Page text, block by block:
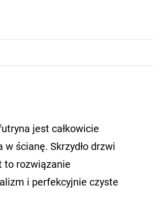
jest całkowicie
ścianę. Skrzydło drzwi
to rozwiązanie
i perfekcyjnie czyste